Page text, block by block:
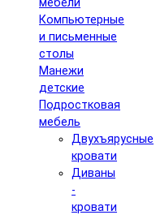
Компьютерные
и письменные
столы
Манежи
детские
Подростковая
мебель
Двухъярусные
кровати
Диваны
-
кровати